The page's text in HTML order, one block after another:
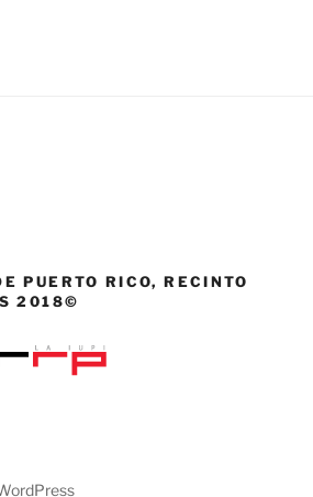
PUERTO RICO, RECINTO
2018©